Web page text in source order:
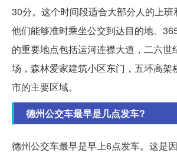
30分。这个时间段适合大部分人的上
他们能够准时乘坐公交到达目的地。
的重要地点包括运河连襟大道，二六世
场，森林爱家建筑小区东门，五环高架
市的主要区域。
德州公交车最早是几点发车?
德州公交车最早是早上6点发车。这是